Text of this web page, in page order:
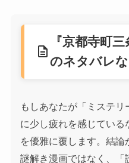
description
『京都寺町
のネタバレ
もしあなたが「ミステ
に少し疲れを感じてい
を優雅に覆します。結
謎解き漫画ではなく、「